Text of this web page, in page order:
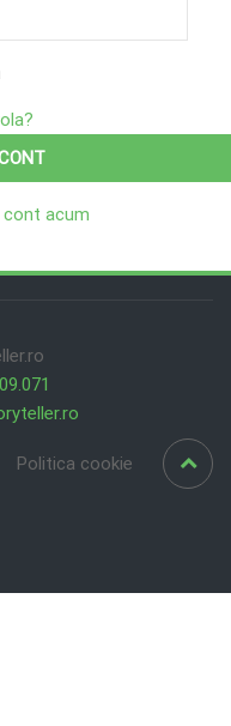
cont acum
Politica cookie